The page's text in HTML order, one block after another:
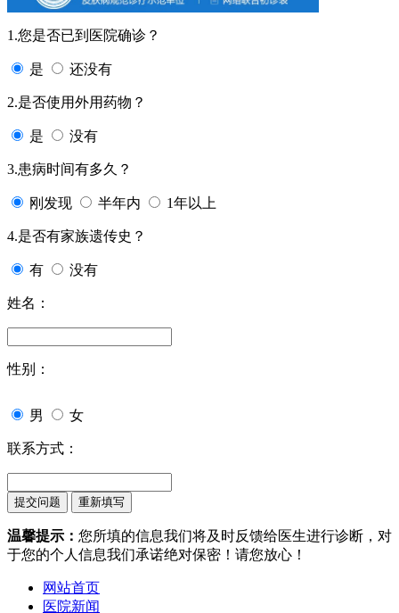
1.您是否已到医院确诊？
是 还没有
2.是否使用外用药物？
是 没有
3.患病时间有多久？
刚发现 半年内 1年以上
4.是否有家族遗传史？
有 没有
姓名：
性别：
男 女
联系方式：
温馨提示： 您所填的信息我们将及时反馈给医生进行诊断，对
于您的个人信息我们承诺绝对保密！请您放心！
网站首页
医院新闻